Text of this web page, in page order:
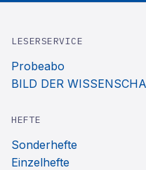
LESERSERVICE
Probeabo
BILD DER
HEFTE
Sonderhefte
Einzelhefte